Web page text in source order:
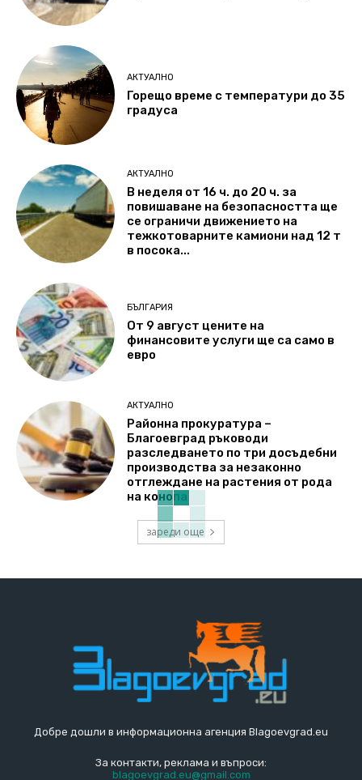
АКТУАЛНО
Горещо време с температури до 35
градуса
АКТУАЛНО
В неделя от 16 ч. до 20 ч. за
повишаване на безопасността ще
се ограничи движението на
тежкотоварните камиони над 12 т
в посока...
БЪЛГАРИЯ
От 9 август цените на
финансовите услуги ще са само в
евро
АКТУАЛНО
Районна прокуратура –
Благоевград ръководи
разследването по три досъдебни
производства за незаконно
отглеждане на растения от рода
на конопа
зареди още
Добре дошли в информационна агенция Blagoevgrad.eu
За контакти, реклама и въпроси:
blagoevgrad.eu@gmail.com